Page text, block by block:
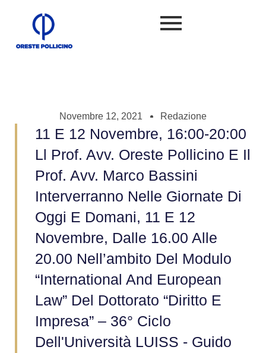
Novembre 12, 2021 Redazione
11 E 12 Novembre, 16:00-20:00
Ll Prof. Avv. Oreste Pollicino E Il
Prof. Avv. Marco Bassini
Interverranno Nelle Giornate Di
Oggi E Domani, 11 E 12
Novembre, Dalle 16.00 Alle
20.00 Nell’ambito Del Modulo
“International And European
Law” Del Dottorato “Diritto E
Impresa” – 36° Ciclo
Dell'Università LUISS - Guido